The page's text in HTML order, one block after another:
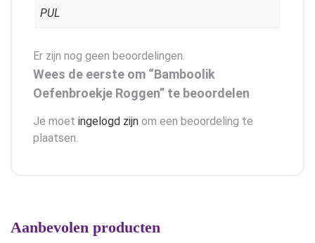
PUL
Er zijn nog geen beoordelingen.
Wees de eerste om “Bamboolik
Oefenbroekje Roggen” te beoordelen
Je moet ingelogd zijn om een beoordeling te
plaatsen.
Aanbevolen producten